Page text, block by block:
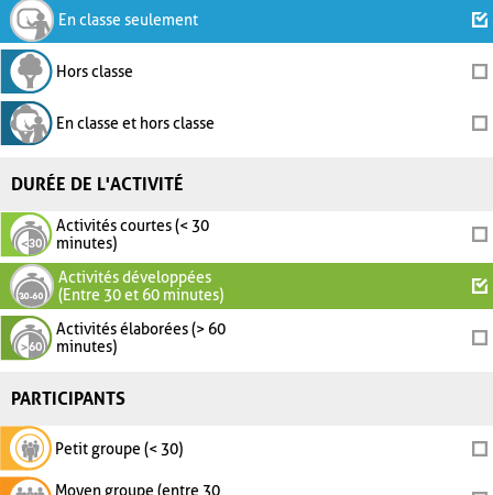
En classe seulement
Hors classe
En classe et hors classe
DURÉE DE L'ACTIVITÉ
Activités courtes (< 30
minutes)
Activités développées
(Entre 30 et 60 minutes)
Activités élaborées (> 60
minutes)
PARTICIPANTS
Petit groupe (< 30)
Moyen groupe (entre 30